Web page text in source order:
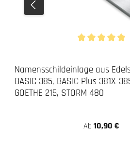
Namensschildeinlage aus
BASIC 385, BASIC Plus 381X-
GOETHE 215, STORM 480
Ab 10,90 €